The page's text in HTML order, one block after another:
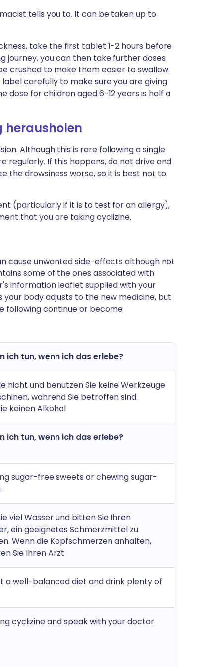
tells you to. It can be taken up to
take the first tablet 1-2 hours before
journey, you can then take further doses
crushed to make them easier to swallow.
carefully to make sure you are giving
for children aged 6-12 years is half a
herausholen
Although this is rare following a single
regularly. If this happens, do not drive and
the drowsiness worse, so it is best not to
(particularly if it is to test for an allergy),
that you are taking cyclizine.
cause unwanted side-effects although not
some of the ones associated with
information leaflet supplied with your
body adjusts to the new medicine, but
following continue or become
ich tun, wenn ich das erlebe?
nicht und benutzen Sie keine Werkzeuge
während Sie betroffen sind.
keinen Alkohol
ich tun, wenn ich das erlebe?
sugar-free sweets or chewing sugar-
viel Wasser und bitten Sie Ihren
ein geeignetes Schmerzmittel zu
Wenn die Kopfschmerzen anhalten,
Sie Ihren Arzt
a well-balanced diet and drink plenty of
cyclizine and speak with your doctor